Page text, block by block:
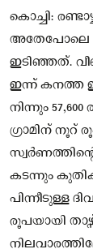
കൊച്ചി:
അതേപോലെ
ഇടിഞ്ഞത്.
ഇന്ന് കനത്ത
നിന്നും
ഗ്രാമിന് നൂറ്
കടന്നും
പിന്നീടുള്ള
രൂപയായി